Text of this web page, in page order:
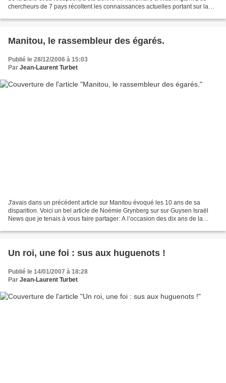
chercheurs de 7 pays récoltent les connaissances actuelles portant sur la
Manitou, le rassembleur des égarés.
Publié le 28/12/2006 à 15:03
Par Jean-Laurent Turbet
J'avais dans un précédent article sur Manitou évoqué les 10 ans de sa
disparition. Voici un bel article de Noémie Grynberg sur sur Guysen Israël
News que je tenais à vous faire partager: A l’occasion des dix ans de la
Un roi, une foi : sus aux huguenots !
Publié le 14/01/2007 à 18:28
Par Jean-Laurent Turbet